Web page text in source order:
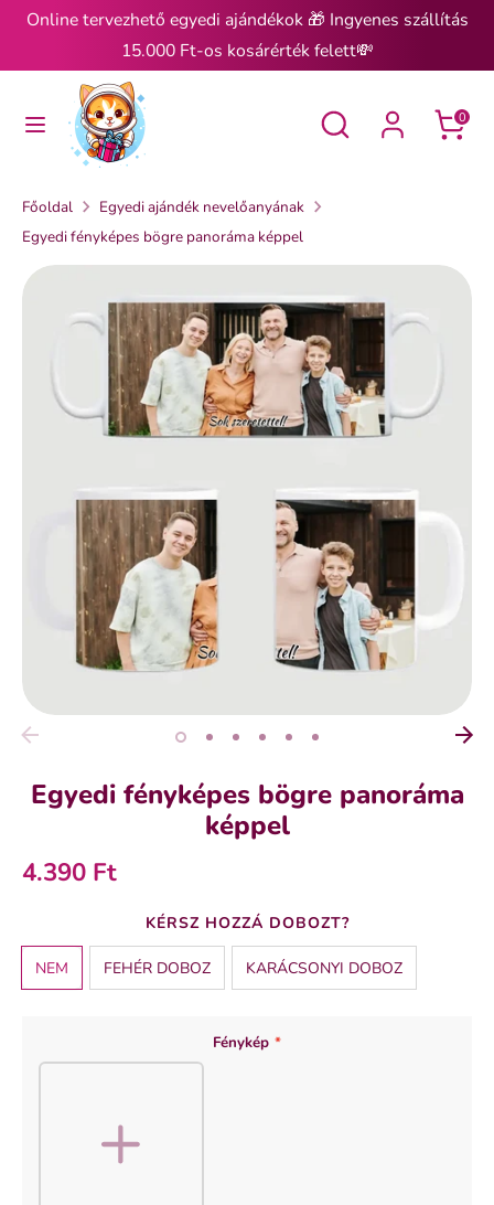
Ugrás
tartalomra
Online tervezhető egyedi ajándékok 🎁 Ingyenes szállítás
15.000 Ft-os kosárérték felett💸
Keresés
Keresés 0
KeresésKeresés
Főoldal
Egyedi ajándék nevelőanyának
Egyedi fényképes bögre panoráma képpel
Egyedi fényképes bögre panoráma
képpel
4.390 Ft
FEHÉR
KÉRSZ HOZZÁ DOBOZT?
NEM FEHÉR DOBOZ KARÁCSONYI DOBOZ
Fénykép *